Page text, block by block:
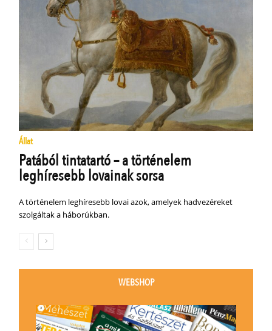
Állat
Patából tintatartó – a történelem
leghíresebb lovainak sorsa
A történelem leghíresebb lovai azok, amelyek hadvezéreket
szolgáltak a háborúkban.
WEBSHOP